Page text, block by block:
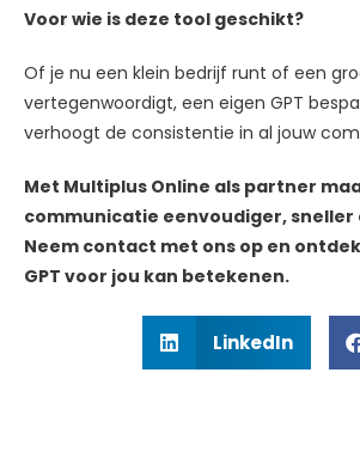
Voor wie is deze tool geschikt?
Of je nu een klein bedrijf runt of een
vertegenwoordigt, een eigen GPT
verhoogt de consistentie in al jouw
Met Multiplus Online als partner
communicatie eenvoudiger,
Neem contact met ons op en
GPT voor jou kan betekenen.
LinkedIn